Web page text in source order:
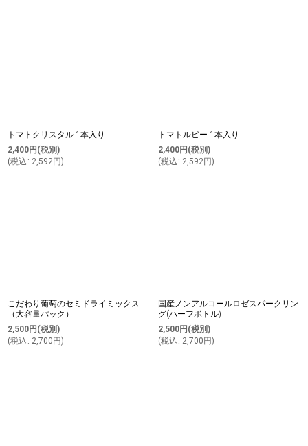
トマトクリスタル 1本入り
2,400円 (税別)
(税込 : 2,592円)
トマトルビー 1本入り
2,400円 (税別)
(税込 : 2,592円)
こだわり葡萄のセミドライミックス
（大容量パック）
2,500円 (税別)
(税込 : 2,700 円)
国産ノンアルコールロゼスパークリン
グ(ハーフボトル)
2,500円 (税別)
(税込 : 2,700 円)